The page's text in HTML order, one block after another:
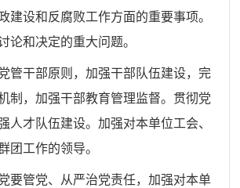
建设和反腐败工作方面的重要事项。
论和决定的重大问题。
管干部原则，加强干部队伍建设，完
制，加强干部教育管理监督。贯彻党
人才队伍建设。加强对本单位工会、
团工作的领导。
要管党、从严治党责任，加强对本单